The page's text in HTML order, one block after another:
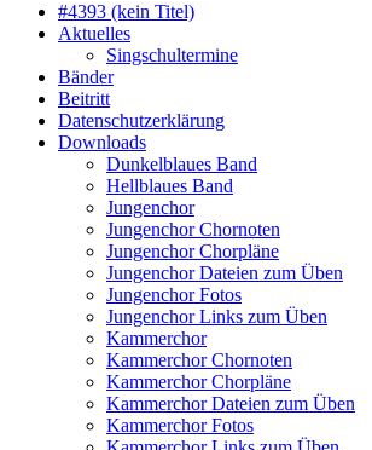
#4393 (kein Titel)
Aktuelles
Singschultermine
Bänder
Beitritt
Datenschutzerklärung
Downloads
Dunkelblaues Band
Hellblaues Band
Jungenchor
Jungenchor Chornoten
Jungenchor Chorpläne
Jungenchor Dateien zum Üben
Jungenchor Fotos
Jungenchor Links zum Üben
Kammerchor
Kammerchor Chornoten
Kammerchor Chorpläne
Kammerchor Dateien zum Üben
Kammerchor Fotos